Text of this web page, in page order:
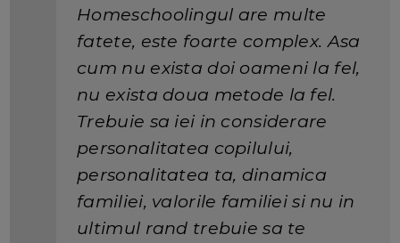
Homeschoolingul are multe
fatete, este foarte complex. Asa
cum nu exista doi oameni la fel,
nu exista doua metode la fel.
Trebuie sa iei in considerare
personalitatea copilului,
personalitatea ta, dinamica
familiei, valorile familiei si nu in
ultimul rand trebuie sa te